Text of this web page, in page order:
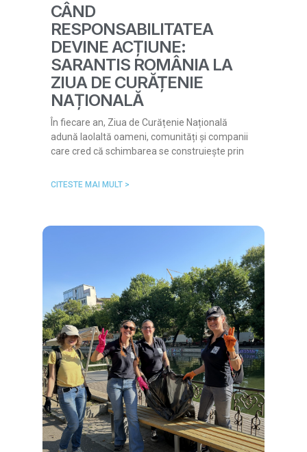
CÂND
RESPONSABILITATEA
DEVINE ACȚIUNE:
SARANTIS ROMÂNIA LA
ZIUA DE CURĂȚENIE
NAȚIONALĂ
În fiecare an, Ziua de Curățenie Națională
adună laolaltă oameni, comunități și companii
care cred că schimbarea se construiește prin
CITESTE MAI MULT >